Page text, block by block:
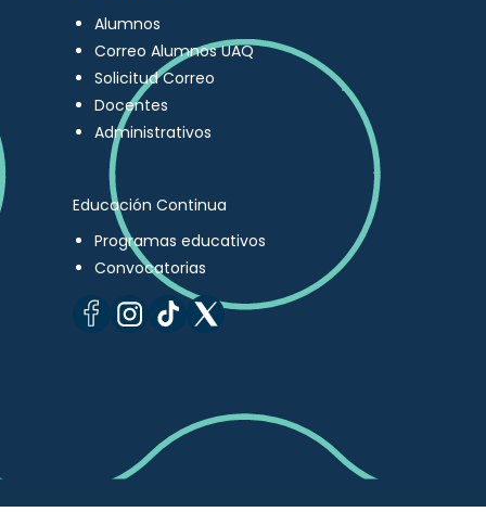
Alumnos
Correo Alumnos UAQ
Solicitud Correo
Docentes
Administrativos
Educación Continua
Programas educativos
Convocatorias